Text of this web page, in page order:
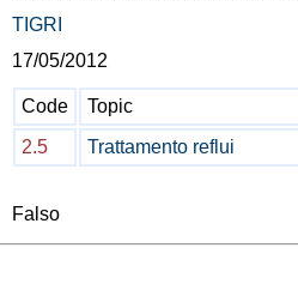
TIGRI
17/05/2012
Code
Topic
2.5
Trattamento reflui
Falso